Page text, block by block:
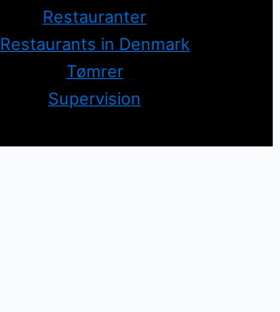
Restauranter
Restaurants in Denmark
Tømrer
Supervision